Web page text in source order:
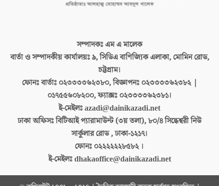
সম্পাদকঃএম এ মালেক
বার্তা ও সম্পাদকীয় কার্যালয়ঃ৯, সিডিএ বাণিজ্যিক এলাকা, মোমিন রোড,
চট্টগ্রাম।
ফোনঃ বার্তাঃ ০২৩৩৩৩৬২৩৮০, বিজ্ঞাপনঃ ০২৩৩৩৩৬২৩৮২ |
০১৭৫৫৬০৮২০০, ফ্যাক্সঃ ০২৩৩৩৩৬২৩৮১।
ই-মেইলঃazadi@dainikazadi.net
ঢাকা অফিসঃবিটিআই প্যারামাউন্ট (৩য় তলা), ৮০/৪ সিদ্ধেশ্বরী নিউ
সার্কুলার রোড , ঢাকা-১২১৭।
ফোনঃ ০২২২২২২৮৫৮২ ।
ই-মেইলঃdhakaoffice@dainikazadi.net